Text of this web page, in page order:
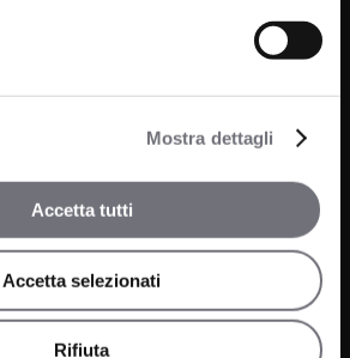
Mostra dettagli
Accetta tutti
Accetta selezionati
Rifiuta